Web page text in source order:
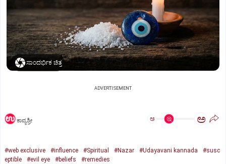
ಸಾಂದರ್ಭಿಕ ಚಿತ್ರ
ADVERTISEMENT
ಕಾವ್ಯಶ್ರೀ ಅ ಅ
#web exclusive #influence #Spiritual #Nazar #Udayavani kannada
#susc
eptible
#evil eye #beliefs #remedies